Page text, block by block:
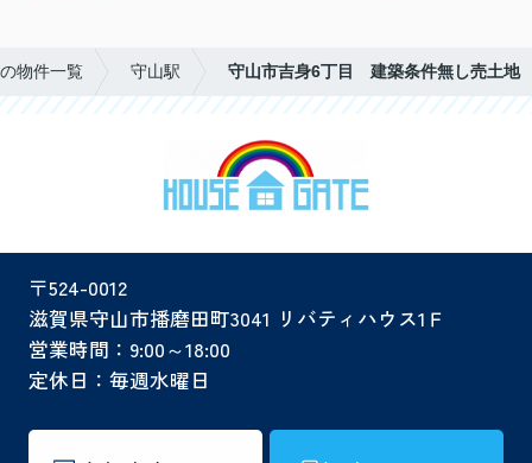
物件一覧 守山駅 守山市吉身6丁目 建築条件無し売土地
〒524-0012
滋賀県守山市播磨田町3041 リバティハウス1Ｆ
営業時間：9:00～18:00
定休日：毎週水曜日